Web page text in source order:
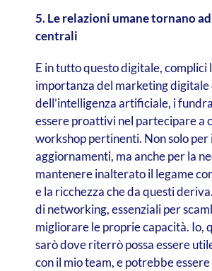
5. Le relazioni umane tornano ad
centrali
E in tutto questo digitale, complici
importanza del marketing digitale
dell’intelligenza artificiale, i
essere proattivi nel partecipare a
workshop pertinenti. Non solo per
aggiornamenti, ma anche per la
mantenere inalterato il legame
e la ricchezza che da questi
di networking, essenziali per
migliorare le proprie capacità. Io,
sarò dove riterrò possa essere
con il mio team, e potrebbe essere